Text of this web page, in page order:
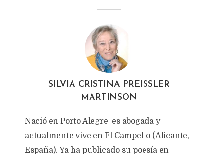
PLUMAS
Silvia Cristina Preissler Martinson
1 Minutos en leer
SILVIA CRISTINA PREISSLER
MARTINSON
Nació en Porto Alegre, es abogada y
actualmente vive en El Campello (Alicante,
España). Ya ha publicado su poesía en